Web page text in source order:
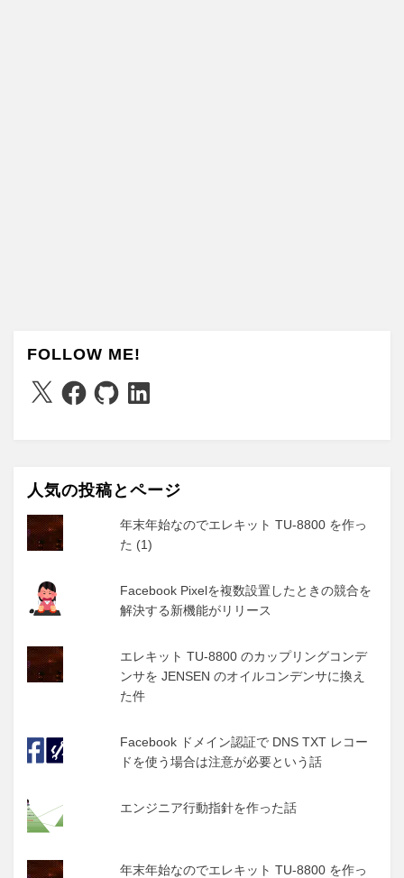
FOLLOW ME!
X Facebook
GitHubLinkedIn
人気の投稿とページ
年末年始なのでエレキット TU-8800 を作っ
た (1)
Facebook Pixelを複数設置したときの競合を
解決する新機能がリリース
エレキット TU-8800 のカップリングコンデ
ンサを JENSEN のオイルコンデンサに換え
た件
Facebook ドメイン認証で DNS TXT レコー
ドを使う場合は注意が必要という話
エンジニア行動指針を作った話
年末年始なのでエレキット TU-8800 を作っ